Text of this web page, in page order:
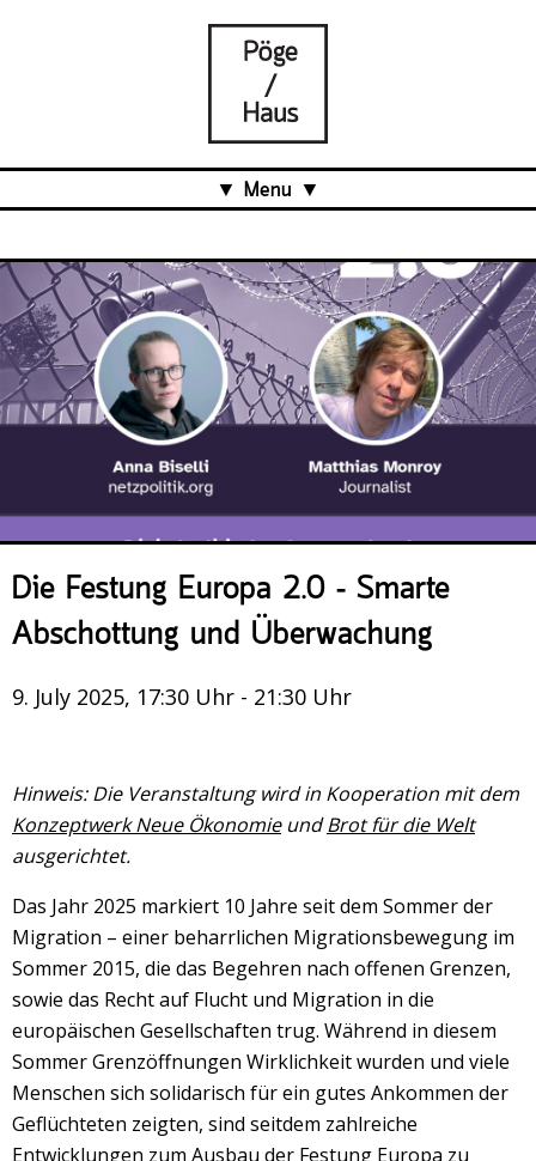
Menu
Projects
Über uns
Was ist das Pöge-Haus?
Team
Organisation
Veranstaltungsrückblick
Kontakt und Anfahrt
Datenschutz
Die Festung Europa 2.0 – Smarte
Abschottung und Überwachung
9. July 2025, 17:30 Uhr - 21:30 Uhr
Hinweis: Die Veranstaltung wird in Kooperation mit dem
Konzeptwerk Neue ÖkonomieundBrot für die Welt
ausgerichtet.
Das Jahr 2025 markiert 10 Jahre seit dem Sommer der
Migration – einer beharrlichen Migrationsbewegung im
Sommer 2015, die das Begehren nach offenen Grenzen,
sowie das Recht auf Flucht und Migration in die
europäischen Gesellschaften trug. Während in diesem
Sommer Grenzöffnungen Wirklichkeit wurden und viele
Menschen sich solidarisch für ein gutes Ankommen der
Geflüchteten zeigten, sind seitdem zahlreiche
Entwicklungen zum Ausbau der Festung Europa zu